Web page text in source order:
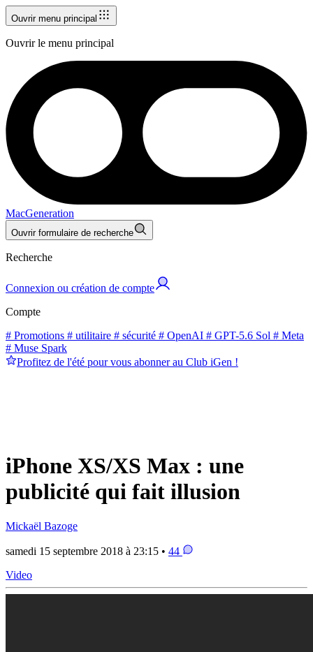
Ouvrir menu principal
Ouvrir le menu principal
MacGeneration
Ouvrir formulaire de recherche
Recherche
Connexion ou création de compte
Compte
# Promotions # utilitaire # sécurité # OpenAI # GPT-5.6 Sol # Meta
# Muse Spark
Profitez de l'été pour vous abonner au Club iGen !
iPhone XS/XS Max : une
publicité qui fait illusion
Mickaël Bazoge
samedi 15 septembre 2018 à 23:15 • 44
Video